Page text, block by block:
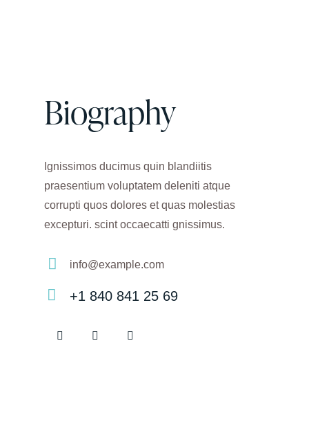
Biography
Ignissimos ducimus quin blandiitis
praesentium voluptatem deleniti atque
corrupti quos dolores et quas molestias
excepturi. scint occaecatti gnissimus.
m
info@example.com
on
+1 840 841 25 69